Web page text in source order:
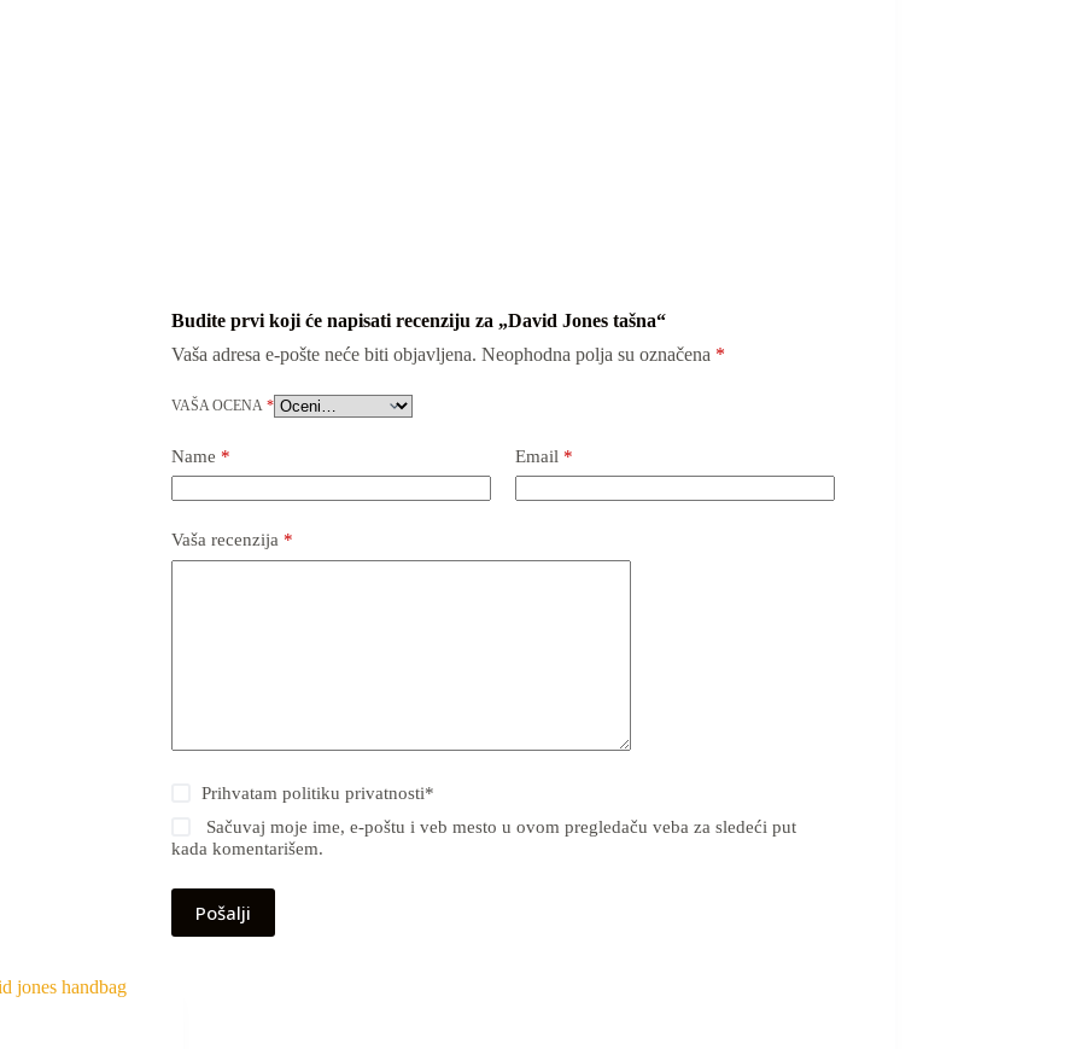
Budite prvi koji će napisati recenziju za „David Jones tašna“
Vaša adresa e-pošte neće biti objavljena. Neophodna polja su označena *
VAŠA OCENA *
Name * Email *
Vaša recenzija *
Prihvatampolitiku privatnosti*
Sačuvaj moje ime, e-poštu i veb mesto u ovom pregledaču veba za sledeći put
kada komentarišem.
Pošalji